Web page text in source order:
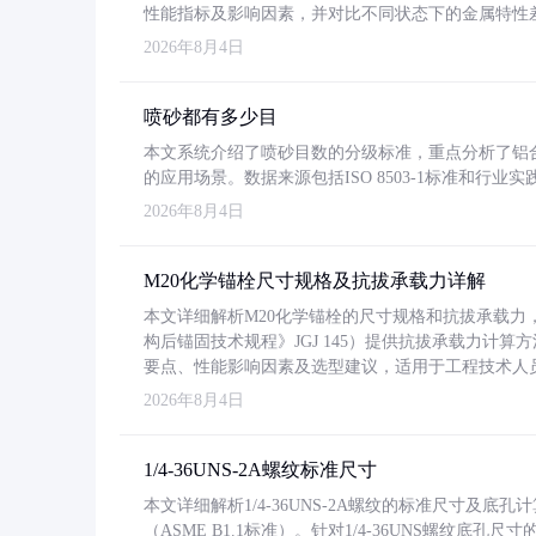
性能指标及影响因素，并对比不同状态下的金属特
2026年8月4日
喷砂都有多少目
本文系统介绍了喷砂目数的分级标准，重点分析了
的应用场景。数据来源包括ISO 8503-1标准和行业
2026年8月4日
M20化学锚栓尺寸规格及抗拔承载力详解
本文详细解析M20化学锚栓的尺寸规格和抗拔承载
构后锚固技术规程》JGJ 145）提供抗拔承载力计算
要点、性能影响因素及选型建议，适用于工程技术人
2026年8月4日
1/4-36UNS-2A螺纹标准尺寸
本文详细解析1/4-36UNS-2A螺纹的标准尺寸及底孔
（ASME B1.1标准）。针对1/4-36UNS螺纹底孔尺